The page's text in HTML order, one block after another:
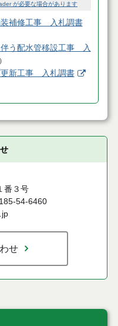
が必要な場合があります
補修工事 入札調書
う配水管移設工事 入
更新工事 入札調書
番３号
54-6460
せ